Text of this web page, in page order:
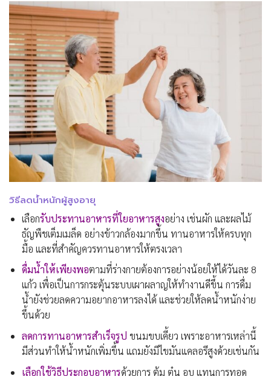
วิธีลดน้ำหนักผู้สูงอายุ
เลือกรับประทานอาหารที่ใยอาหารสูงอย่าง เช่นผัก และผลไม้
ธัญพืชเต็มเมล็ด อย่างข้าวกล้องมากขึ้น ทานอาหารให้ครบทุก
มื้อ และที่สำคัญควรทานอาหารให้ตรงเวลา
ดื่มน้ำให้เพียงพอตามที่ร่างกายต้องการอย่างน้อยให้ได้วันละ 8
แก้ว เพื่อเป็นการกระตุ้นระบบเผาผลาญให้ทำงานดีขึ้น การดื่ม
น้ำยังช่วยลดความอยากอาหารลงได้และช่วยให้ลดน้ำหนักง่าย
ขึ้นด้วย
ลดการทานอาหารสำเร็จรูป ขนมขบเคี้ยว เพราะอาหารเหล่านี้
มีส่วนทำให้น้ำหนักเพิ่มขึ้น แถมยังมีไขมันแคลอรีสูงด้วยเช่นกัน
เลือกใช้วิธีประกอบอาหารด้วยการ ต้ม ตุ๋น อบ แทนการทอด